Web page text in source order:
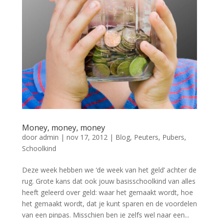
Money, money, money
door admin | nov 17, 2012| Blog, Peuters, Pubers,
Schoolkind
Deze week hebben we ‘de week van het geld’ achter de
rug. Grote kans dat ook jouw basisschoolkind van alles
heeft geleerd over geld: waar het gemaakt wordt, hoe
het gemaakt wordt, dat je kunt sparen en de voordelen
van een pinpas. Misschien ben je zelfs wel naar een...